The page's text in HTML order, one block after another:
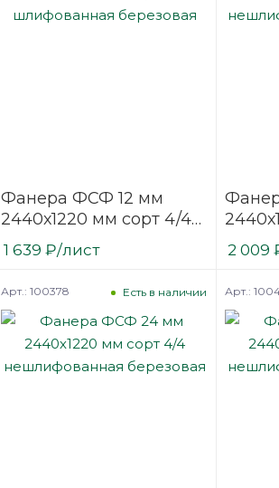
Фанера ФСФ 12 мм
2440х1220 мм сорт 4/4
шлифованная
березовая
1 639 ₽/лист 2 009
Есть в наличии
Арт.: 100378 Арт.: